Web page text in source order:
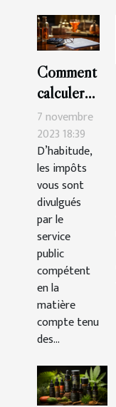
Comment
calculer
soi-même
son impôt
en
France ?
7 novembre
2023 18:39
D’habitude,
les impôts
vous sont
divulgués
par le
service
public
compétent
en la
matière
compte tenu
des...